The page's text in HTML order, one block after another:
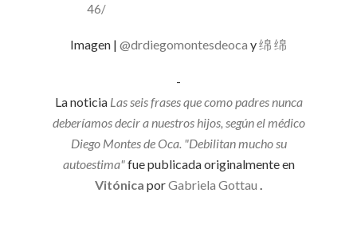
46/
Imagen | @drdiegomontesdeoca y绵 绵
-
La noticia Las seis frases que como padres nunca
deberíamos decir a nuestros hijos, según el médico
Diego Montes de Oca. "Debilitan mucho su
autoestima"fue publicada originalmente en
Vitónica porGabriela Gottau